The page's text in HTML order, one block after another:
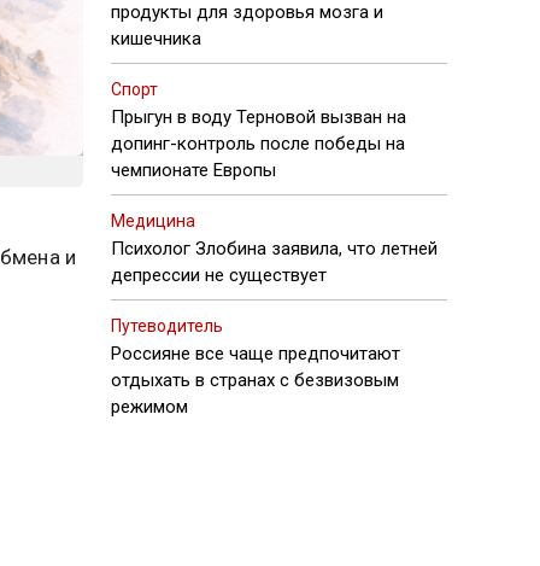
и
продукты для здоровья мозга и
кишечника
Спорт
Прыгун в воду Терновой вызван на
допинг-контроль после победы на
чемпионате Европы
Медицина
Психолог Злобина заявила, что летней
депрессии не существует
Путеводитель
Россияне все чаще предпочитают
отдыхать в странах с безвизовым
режимом